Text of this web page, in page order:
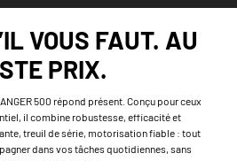
VOUS FAUT. AU
PRIX.
500 répond présent. Conçu pour ceux
il combine robustesse, efficacité et
treuil de série, motorisation fiable : tout
dans vos tâches quotidiennes, sans